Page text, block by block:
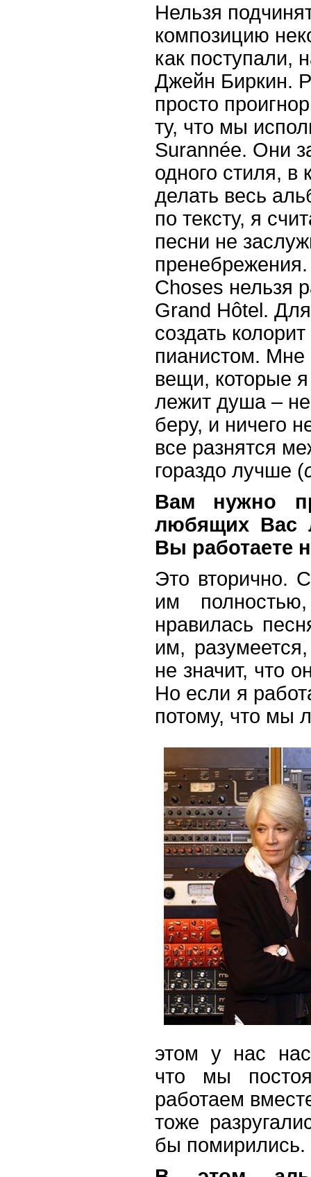
Нельзя
композицию
как поступали,
Джейн Биркин.
просто
ту, что мы
Surannée. Они
одного стиля, в
делать весь
по тексту, я
песни не
Choses нельзя
Grand Hôtel.
создать
пианистом. Мне
вещи, которые
лежит душа –
беру, и ничего
все разнятся
гораздо лучше (
Вам нужно
любящих Вас
Вы работаете
Это вторично.
им
нравилась
им,
не значит, что
Но если я
потому, что мы
этом у нас
что мы
работаем
тоже
бы помирились.